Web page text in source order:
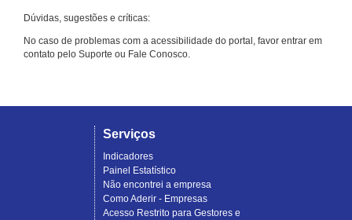
Dúvidas, sugestões e críticas:
No caso de problemas com a acessibilidade do portal, favor entrar em
contato pelo Suporte ou Fale Conosco.
Serviços
Indicadores
Painel Estatístico
Não encontrei a empresa
Como Aderir - Empresas
Acesso Restrito para Gestores e